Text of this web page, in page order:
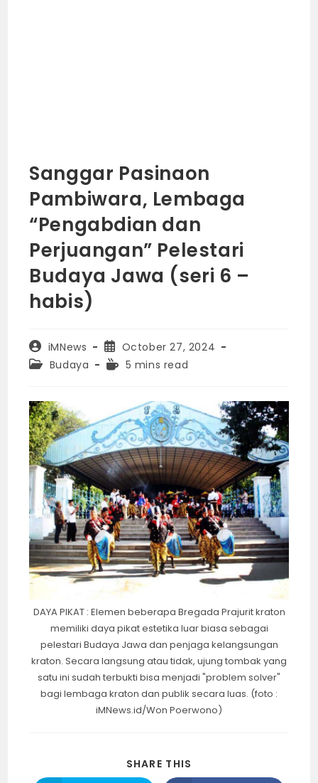
Sanggar Pasinaon
Pambiwara, Lembaga
“Pengabdian dan
Perjuangan” Pelestari
Budaya Jawa (seri 6 –
habis)
Post
author:
iMNews
Post
published:
October 27, 2024
PostBudaya
Reading
5 mins read
DAYA PIKAT : Elemen beberapa Bregada Prajurit kraton
memiliki daya pikat estetika luar biasa sebagai
pelestari Budaya Jawa dan penjaga kelangsungan
kraton. Secara langsung atau tidak, ujung tombak yang
satu ini sudah terbukti bisa menjadi "problem solver"
bagi lembaga kraton dan publik secara luas. (foto :
iMNews.id/Won Poerwono)
SHARE THIS